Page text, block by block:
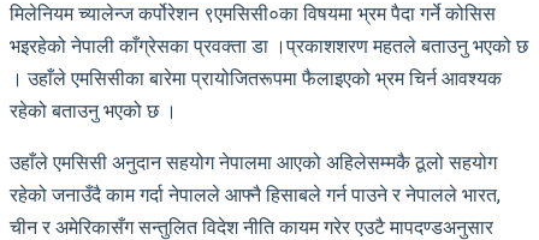
मिलेनियम च्यालेन्ज कर्पोरेशन ९एमसिसी०का विषयमा भ्रम पैदा गर्ने कोसिस
भइरहेको नेपाली काँग्रेसका प्रवक्ता डा ।प्रकाशशरण महतले बताउनु भएको छ
। उहाँले एमसिसीका बारेमा प्रायोजितरूपमा फैलाइएको भ्रम चिर्न आवश्यक
रहेको बताउनु भएको छ ।
उहाँले एमसिसी अनुदान सहयोग नेपालमा आएको अहिलेसम्मकै ठूलो सहयोग
रहेको जनाउँदै काम गर्दा नेपालले आफ्नै हिसाबले गर्न पाउने र नेपालले भारत,
चीन र अमेरिकासँग सन्तुलित विदेश नीति कायम गरेर एउटै मापदण्डअनुसार